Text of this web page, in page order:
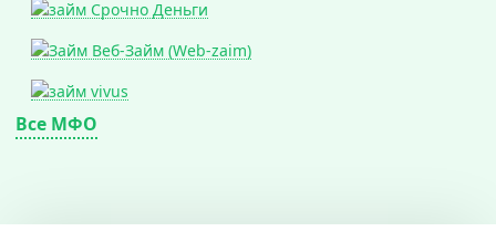
Все МФО